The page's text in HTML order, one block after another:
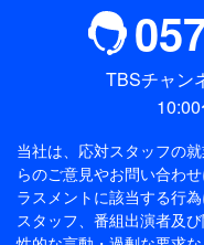
TBSチャン
当社は、応対スタッフの
らのご意見やお問い合わ
ラスメントに該当する行
スタッフ、番組出演者及